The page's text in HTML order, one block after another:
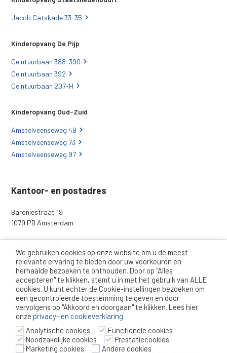
Jacob Catskade 33-35
Kinderopvang De Pijp
Ceintuurbaan 388-390
Ceintuurbaan 392
Ceintuurbaan 207-H
Kinderopvang Oud-Zuid
Amstelveenseweg 49
Amstelveenseweg 73
Amstelveenseweg 97
Kantoor- en postadres
Baroniestraat 19
1079 PB Amsterdam
E:info@kleinenco.nl
Werken bij
Inloggen ouders
Inloggen personeel
Nieuws van Klein & Co
We gebruiken cookies op onze website om u de meest
relevante ervaring te bieden door uw voorkeuren en
herhaalde bezoeken te onthouden. Door op "Alles
accepteren" te klikken, stemt u in met het gebruik van ALLE
cookies. U kunt echter de Cookie-instellingen bezoeken om
een gecontroleerde toestemming te geven en door
vervolgens op "Akkoord en doorgaan" te klikken. Lees hier
onze privacy- en cookieverklaring.
Analytische cookies
Functionele cookies
Noodzakelijke cookies
Prestatiecookies
Marketing cookies
Andere cookies